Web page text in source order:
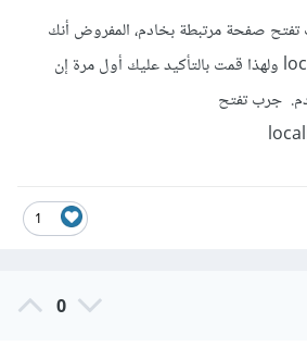
صفحة مرتبطة بخادم، المفروض أنك
تفتح رابط الخادم localhost ولهذا قمت بالتأكيد عليك أول مرة إن
جرب تفتح
1
0